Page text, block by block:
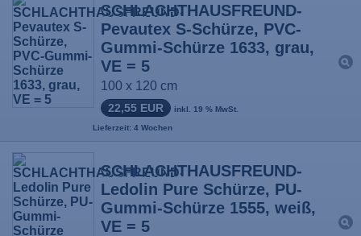
SCHLACHTHAUSFREUND-
Pevautex S-Schürze, PVC-
Gummi-Schürze 1633, grau,
VE = 5
100 x 120 cm
22,55 EUR inkl. 19 % MwSt.
Lieferzeit: 4 Wochen
SCHLACHTHAUSFREUND-
Ledolin Pure Schürze, PU-
Gummi-Schürze 1555, weiß,
VE = 5